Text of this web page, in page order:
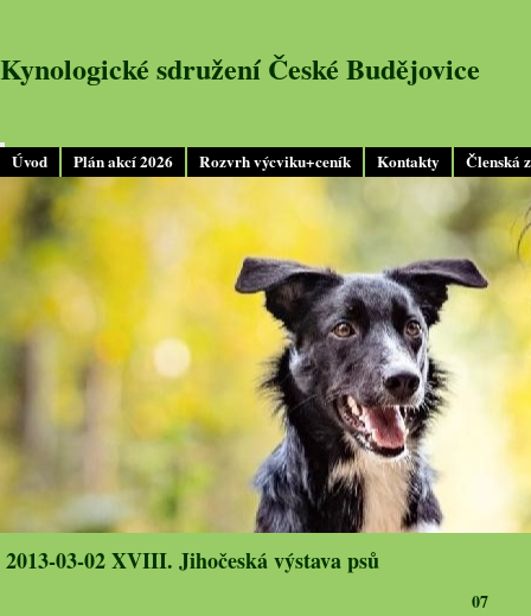
Úvod Plán akcí 2026 Rozvrh výcviku+ceník Kontakty Členská
Kynologické sdružení České Budějovice
2013-03-02 XVIII. Jihočeská výstava psů
07